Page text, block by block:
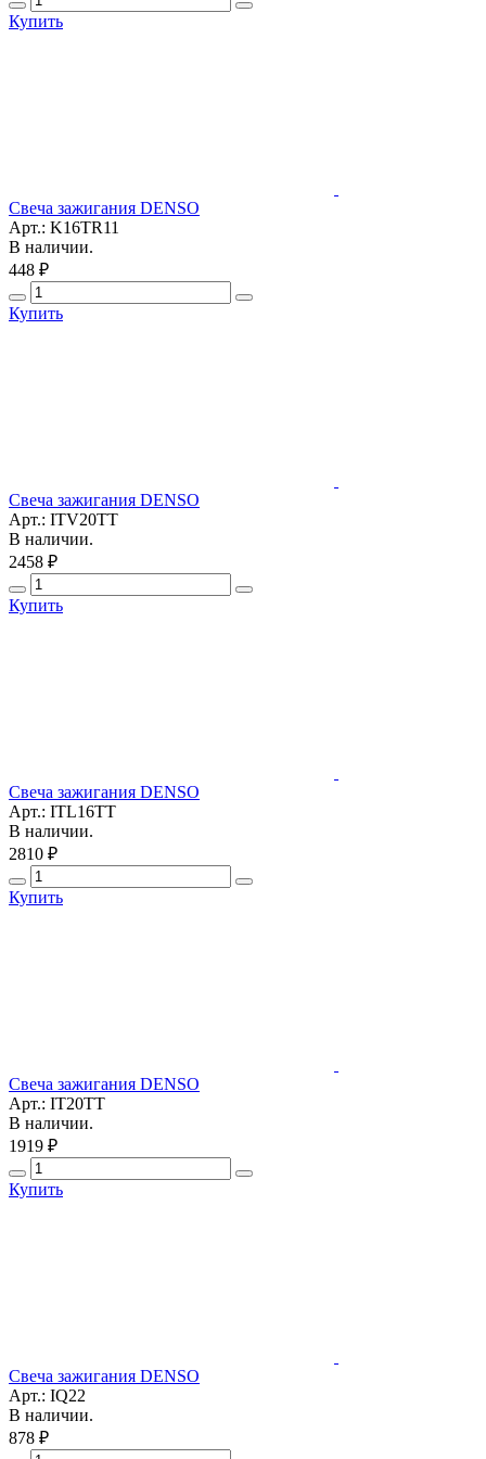
Купить
Свеча зажигания DENSO
Арт.: K16TR11
В наличии.
448 ₽
Купить
Свеча зажигания DENSO
Арт.: ITV20TT
В наличии.
2458 ₽
Купить
Свеча зажигания DENSO
Арт.: ITL16TT
В наличии.
2810 ₽
Купить
Свеча зажигания DENSO
Арт.: IT20TT
В наличии.
1919 ₽
Купить
Свеча зажигания DENSO
Арт.: IQ22
В наличии.
878 ₽